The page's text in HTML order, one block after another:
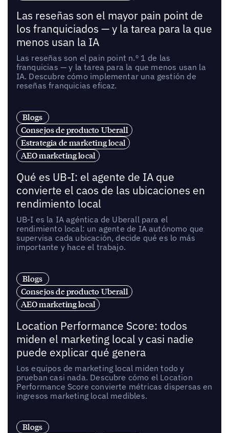
Las reseñas son el mayor pain point de
los franquiciados — y la tarea para la que
menos usan la IA
Las reseñas son el pain point n.º 1 de las
franquicias — y la tarea para la que menos usan la
IA. Descubre cómo implementar una gestión de
reseñas franquicias eficaz.
Blogs
Consejos de producto Uberall
Estrategia de marketing local
AEO marketing local
Qué es UB-I: el agente de IA que
convierte el caos de las ubicaciones en
rendimiento local
UB-I es la IA agéntica de Uberall para el
rendimiento local: un agente de IA autónomo que
supervisa cada ubicación, decide qué es lo más
importante y hace el trabajo.
Blogs
Consejos de producto Uberall
AEO marketing local
Location Performance Score: todos
miden el marketing local y casi nadie
puede explicar qué genera
Los equipos de marketing local miden todo y
prueban casi nada. Descubre cómo el Location
Performance Score convierte métricas dispersas en
ingresos marketing local medibles.
Blogs